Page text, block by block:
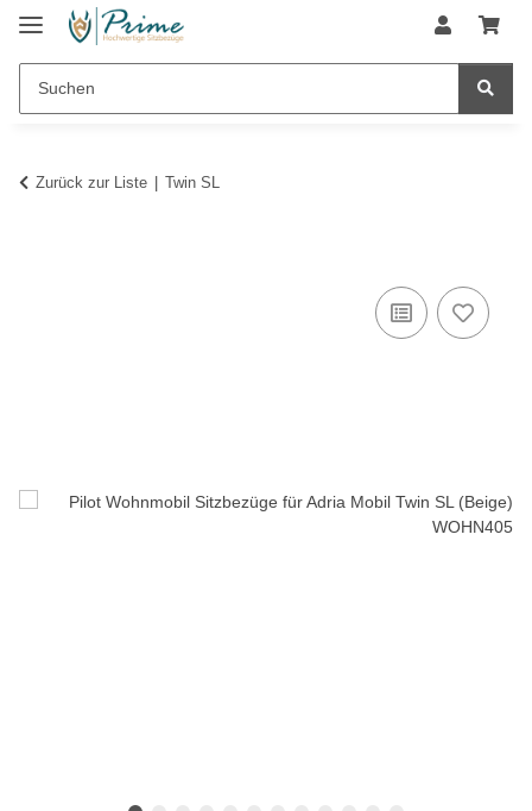
Zurück zur Liste Twin SL